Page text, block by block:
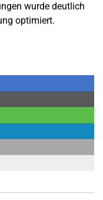
wurde deutlich
optimiert.